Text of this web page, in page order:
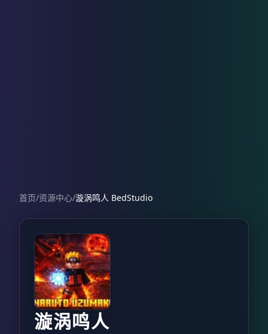
首页/资源中心/漩涡鸣人 BedStudio
漩涡鸣人